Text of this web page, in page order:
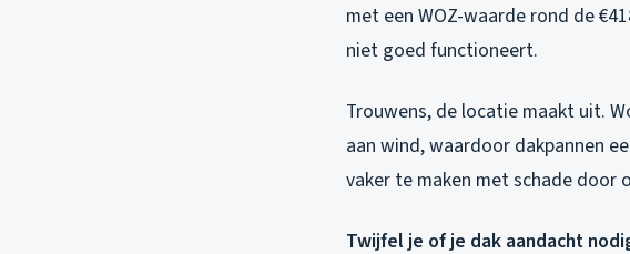
met een WOZ-waarde rond de
niet goed functioneert.
Trouwens, de locatie maakt uit.
aan wind, waardoor dakpannen
vaker te maken met schade door
Twijfel je of je dak aandacht